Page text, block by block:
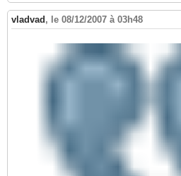
vladvad , le 08/12/2007 à 03h48